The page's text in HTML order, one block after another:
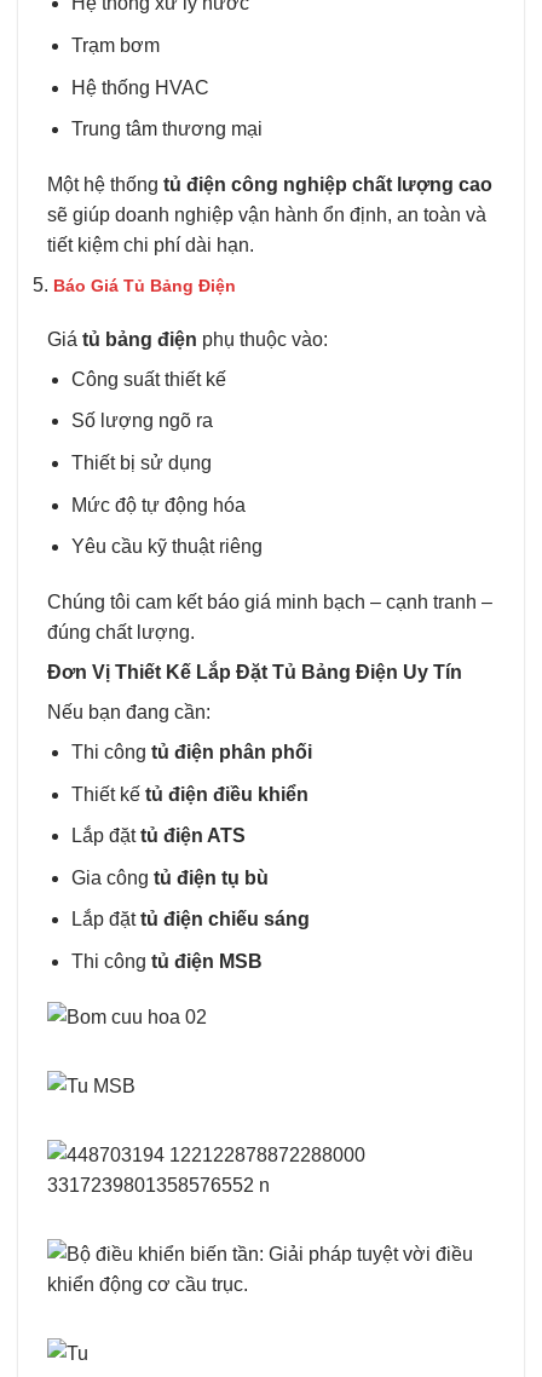
Trạm bơm
Hệ thống HVAC
Trung tâm thương mại
Một hệ thống tủ điện công nghiệp chất lượng cao
sẽ giúp doanh nghiệp vận hành ổn định, an toàn và
tiết kiệm chi phí dài hạn.
Báo Giá Tủ Bảng Điện
Giá tủ bảng điện phụ thuộc vào:
Công suất thiết kế
Số lượng ngõ ra
Thiết bị sử dụng
Mức độ tự động hóa
Yêu cầu kỹ thuật riêng
Chúng tôi cam kết báo giá minh bạch – cạnh tranh –
đúng chất lượng.
Đơn Vị Thiết Kế Lắp Đặt Tủ Bảng Điện Uy Tín
Nếu bạn đang cần:
Thi công tủ điện phân phối
Thiết kế tủ điện điều khiển
Lắp đặttủ điện ATS
Gia công tủ điện tụ bù
Lắp đặttủ điện chiếu sáng
Thi công tủ điện MSB